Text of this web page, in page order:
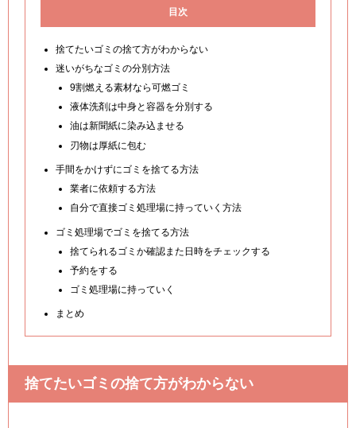
目次
捨てたいゴミの捨て方がわからない
迷いがちなゴミの分別方法
9割燃える素材なら可燃ゴミ
液体洗剤は中身と容器を分別する
油は新聞紙に染み込ませる
刃物は厚紙に包む
手間をかけずにゴミを捨てる方法
業者に依頼する方法
自分で直接ゴミ処理場に持っていく方法
ゴミ処理場でゴミを捨てる方法
捨てられるゴミか確認また日時をチェックする
予約をする
ゴミ処理場に持っていく
まとめ
捨てたいゴミの捨て方がわからない